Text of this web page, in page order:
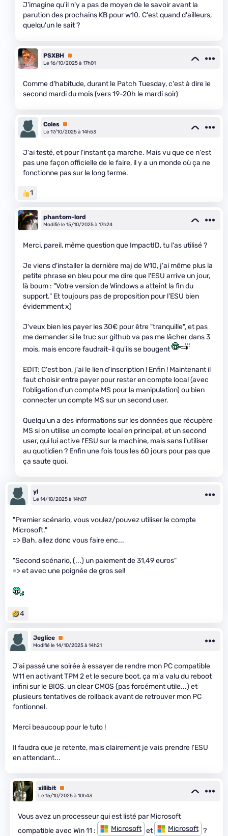
J'imagine qu'il n'y a pas de moyen de le savoir avant la
parution des prochains KB pour w10. C'est quand d'ailleurs,
quelqu'un le sait ?
PSXBH
Premium
Le 16/10/2025 à 17h01
Comme d'habitude, durant le Patch Tuesday, c'est à dire le
second mardi du mois (vers 19-20h le mardi soir)
Coles Premium
Le 17/10/2025 à 14h53
J'ai testé, et pour l'instant ça marche. Mais vu que ce n'est
pas une façon officielle de le faire, il y a un monde où ça ne
fonctionne pas sur le long terme.
1
phantom-lord
Modifié le 15/10/2025 à 17h24
Merci, pareil, même question que ImpactID, tu l'as utilisé ?
Je viens d'installer la dernière maj de W10, j'ai même plus la
petite phrase en bleu pour me dire que l'ESU arrive un jour,
là boum : "Votre version de Windows a atteint la fin du
support." Et toujours pas de proposition pour l'ESU bien
évidemment x)
J'veux bien les payer les 30€ pour être "tranquille", et pas
me demander si le truc sur github va pas me lâcher dans 3
mois, mais encore faudrait-il qu'ils se bougent
EDIT: C'est bon, j'ai le lien d'inscription ! Enfin ! Maintenant il
faut choisir entre payer pour rester en compte local (avec
l'obligation d'un compte MS pour la manipulation) ou bien
connecter un compte MS sur un second user.
Quelqu'un a des informations sur les données que récupère
MS si on utilise un compte local en principal, et un second
user, qui lui active l'ESU sur la machine, mais sans l'utiliser
au quotidien ? Enfin une fois tous les 60 jours pour pas que
ça saute quoi.
yl
Le 14/10/2025 à 14h07
"Premier scénario, vous voulez/pouvez utiliser le compte
Microsoft."
=> Bah, allez donc vous faire enc...
"Second scénario, (...) un paiement de 31,49 euros"
=> et avec une poignée de gros sel!
4
Jeglice Premium
Modifié le 14/10/2025 à 14h21
J'ai passé une soirée à essayer de rendre mon PC compatible
W11 en activant TPM 2 et le secure boot, ça m'a valu du reboot
infini sur le BIOS, un clear CMOS (pas forcément utile...) et
plusieurs tentatives de rollback avant de retrouver mon PC
fontionnel.
Merci beaucoup pour le tuto !
Il faudra que je retente, mais clairement je vais prendre l'ESU
en attendant...
xillibit Premium
Le 15/10/2025 à 10h43
Vous avez un processeur qui est listé par Microsoft
compatible avec Win 11 :
Microsoft et Microsoft ?